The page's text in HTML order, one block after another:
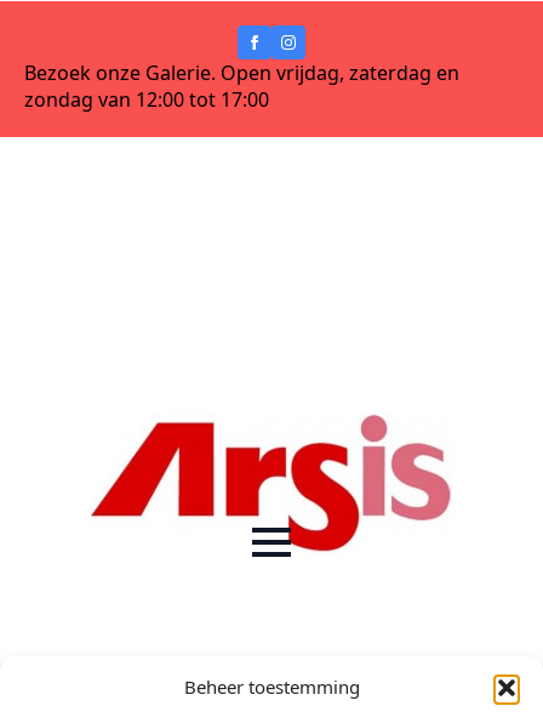
Beheer toestemming
Bezoek onze Galerie. Open vrijdag, zaterdag en
zondag van 12:00 tot 17:00